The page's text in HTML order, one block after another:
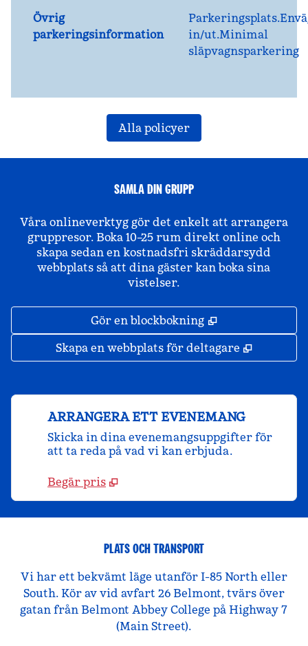
Övrig
parkeringsinformation
in/ut.Minimal
släpvagnsparkering
Alla policyer
SAMLA DIN GRUPP
Våra onlineverktyg gör det enkelt att arrangera
gruppresor. Boka 10–25 rum direkt online och
skapa sedan en kostnadsfri skräddarsydd
webbplats så att dina gäster kan boka sina
vistelser.
Gör en blockbokning ,
Skapa en webbplats för deltagare ,
ARRANGERA ETT EVENEMANG
Skicka in dina evenemangsuppgifter för
att ta reda på vad vi kan erbjuda.
Begär pris
PLATS OCH TRANSPORT
Vi har ett bekvämt läge utanför I-85 North eller
South. Kör av vid avfart 26 Belmont, tvärs över
gatan från Belmont Abbey College på Highway 7
(Main Street).